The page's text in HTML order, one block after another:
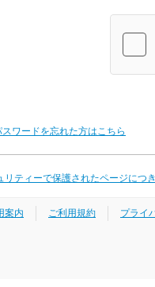
スワードを忘れた方はこちら
リティーで保護されたページにつ
案内 ご利用規約 プライ